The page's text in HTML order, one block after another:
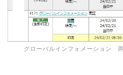
グローバルインフォメーション